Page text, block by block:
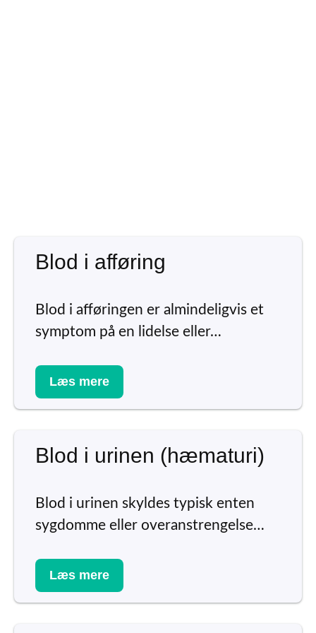
Blod i afføring
Blod i afføringen er almindeligvis et
symptom på en lidelse eller…
Læs mere
Blod i urinen (hæmaturi)
Blod i urinen skyldes typisk enten
sygdomme eller overanstrengelse…
Læs mere